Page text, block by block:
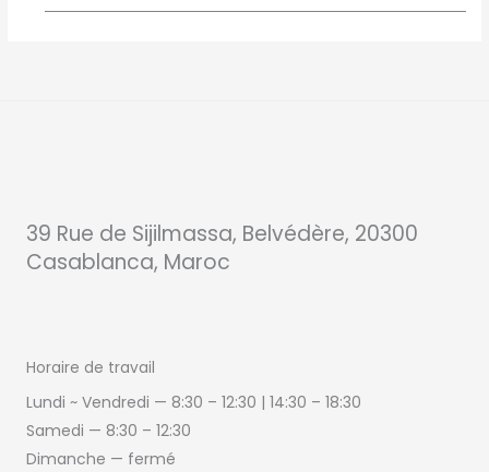
39 Rue de Sijilmassa, Belvédère, 20300
Casablanca, Maroc
Horaire de travail
Lundi ~ Vendredi — 8:30 – 12:30 | 14:30 – 18:30
Samedi — 8:30 – 12:30
Dimanche — fermé